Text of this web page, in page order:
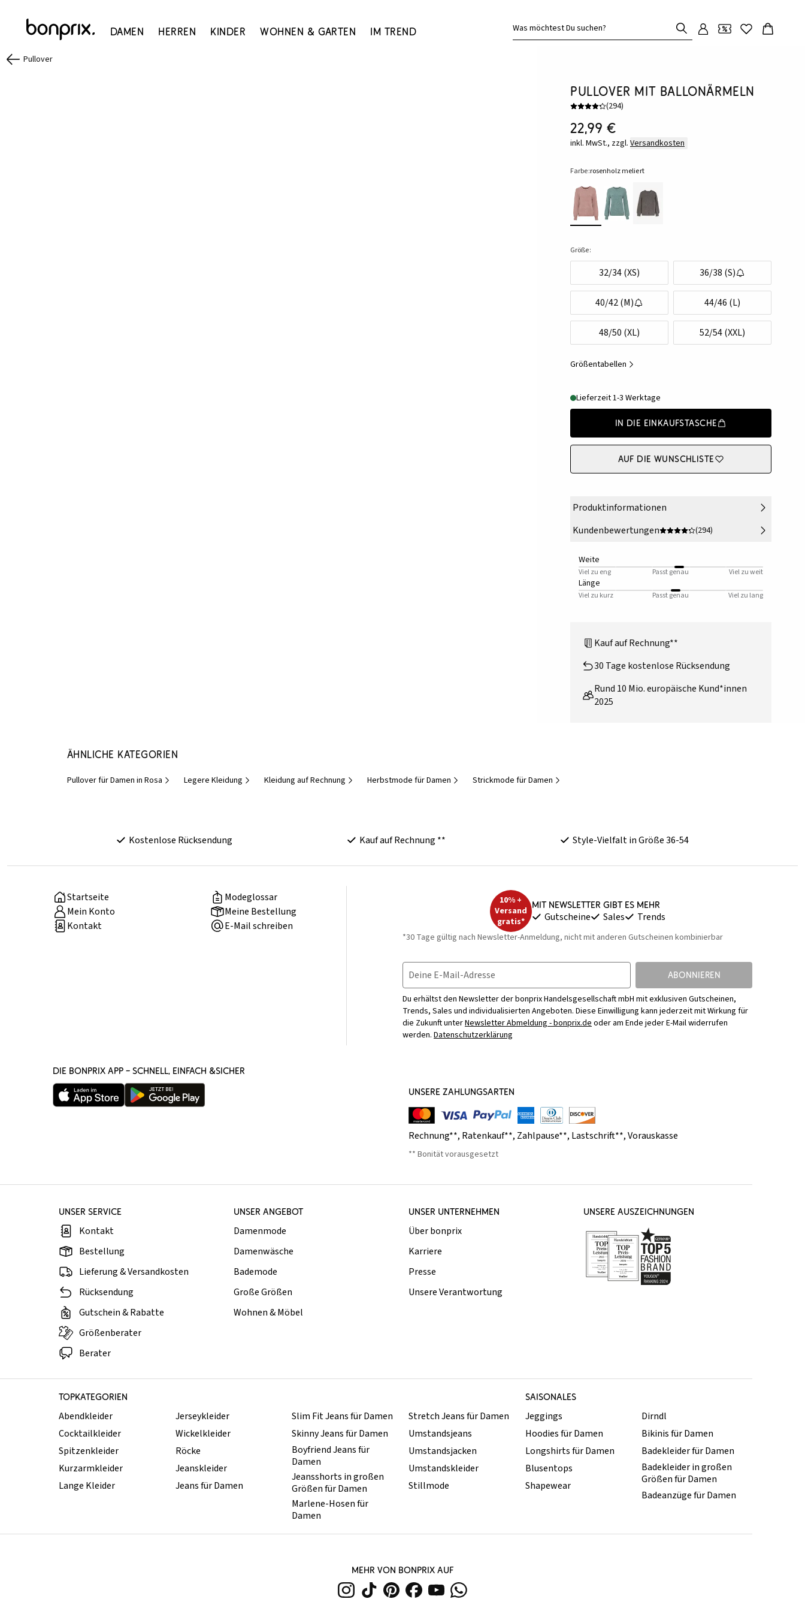
Damen Herren Kinder Wohnen & Garten Im Trend Was möchtest Du suchen?
Pullover
Pullover mit Ballonärmeln
(294)
22,99 €
inkl. MwSt., zzgl. Versandkosten
Farbe:rosenholz meliert
Größe:
32/34 (XS) 36/38 (S)
40/42 (M) 44/46 (L)
48/50 (XL) 52/54 (XXL)
Größentabellen
Lieferzeit 1-3 Werktage
In die Einkaufstasche
Auf die Wunschliste
Produktinformationen
Kundenbewertungen
(294)
Weite
Viel zu eng Passt genau Viel zu weit
Länge
Viel zu kurz Passt genau Viel zu lang
Kauf auf Rechnung**
30 Tage kostenlose Rücksendung
Rund 10 Mio. europäische Kund*innen
2025
Ähnliche Kategorien
Pullover für Damen in Rosa Legere Kleidung Kleidung auf Rechnung Herbstmode für Damen Strickmode für Damen
Kostenlose Rücksendung Kauf auf Rechnung ** Style-Vielfalt in Größe 36-54
Startseite
Modeglossar
Mein Konto
Meine Bestellung
Kontakt
E-Mail schreiben
10% +
Versand
gratis*
Mit Newsletter gibt es mehr
Gutscheine Sales Trends
*30 Tage gültig nach Newsletter-Anmeldung, nicht mit anderen Gutscheinen kombinierbar
Deine E-Mail-Adresse ABONNIEREN
Du erhältst den Newsletter der bonprix Handelsgesellschaft mbH mit exklusiven Gutscheinen,
Trends, Sales und individualisierten Angeboten. Diese Einwilligung kann jederzeit mit Wirkung für
die Zukunft unterNewsletter Abmeldung - bonprix.deoder am Ende jeder E-Mail widerrufen
werden. Datenschutzerklärung
DIE BONPRIX APP – SCHNELL, EINFACH &SICHER
UNSERE ZAHLUNGSARTEN
Rechnung**, Ratenkauf**, Zahlpause**, Lastschrift**,Vorauskasse
** Bonität vorausgesetzt
UNSER SERVICE
Kontakt
Bestellung
Lieferung & Versandkosten
Rücksendung
Gutschein & Rabatte
Größenberater
Berater
UNSER ANGEBOT
Damenmode
Damenwäsche
Bademode
Große Größen
Wohnen & Möbel
UNSER UNTERNEHMEN
Über bonprix
Karriere
Presse
Unsere Verantwortung
UNSERE AUSZEICHNUNGEN
TOPKATEGORIEN SAISONALES
Abendkleider
Cocktailkleider
Spitzenkleider
Kurzarmkleider
Lange Kleider
Jerseykleider
Wickelkleider
Röcke
Jeanskleider
Jeans für Damen
Slim Fit Jeans für Damen
Skinny Jeans für Damen
Boyfriend Jeans für
Damen
Jeansshorts in großen
Größen für Damen
Marlene-Hosen für
Damen
Stretch Jeans für Damen
Umstandsjeans
Umstandsjacken
Umstandskleider
Stillmode
Jeggings
Hoodies für Damen
Longshirts für Damen
Blusentops
Shapewear
Dirndl
Bikinis für Damen
Badekleider für Damen
Badekleider in großen
Größen für Damen
Badeanzüge für Damen
MEHR VON BONPRIX AUF